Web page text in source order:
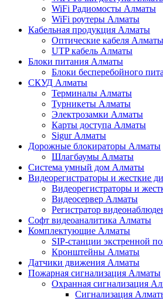
WiFi Радиомосты Алматы
WiFi роутеры Алматы
Кабельная продукция Алматы
Оптические кабеля Алматы
UTP кабель Алматы
Блоки питания Алматы
Блоки бесперебойного
СКУД Алматы
Терминалы Алматы
Турникеты Алматы
Электрозамки Алматы
Карты доступа Алматы
Sigur Алматы
Дорожные блокираторы Алматы
Шлагбаумы Алматы
Система умный дом Алматы
Видеорегистраторы и жесткие
Видеорегистраторы и
Видеосервер Алматы
Регистратор
Софт видеоаналитика Алматы
Комплектующие Алматы
SIP-станции экстренной
Кронштейны Алматы
Датчики движения Алматы
Пожарная сигнализация Алматы
Охранная сигнализация
Сигнализация